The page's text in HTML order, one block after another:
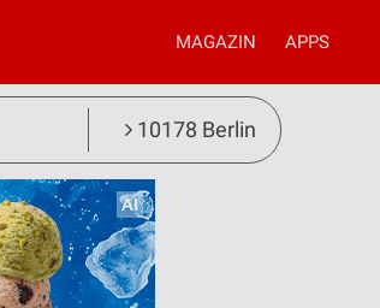
MAGAZIN APPS
10178 Berlin